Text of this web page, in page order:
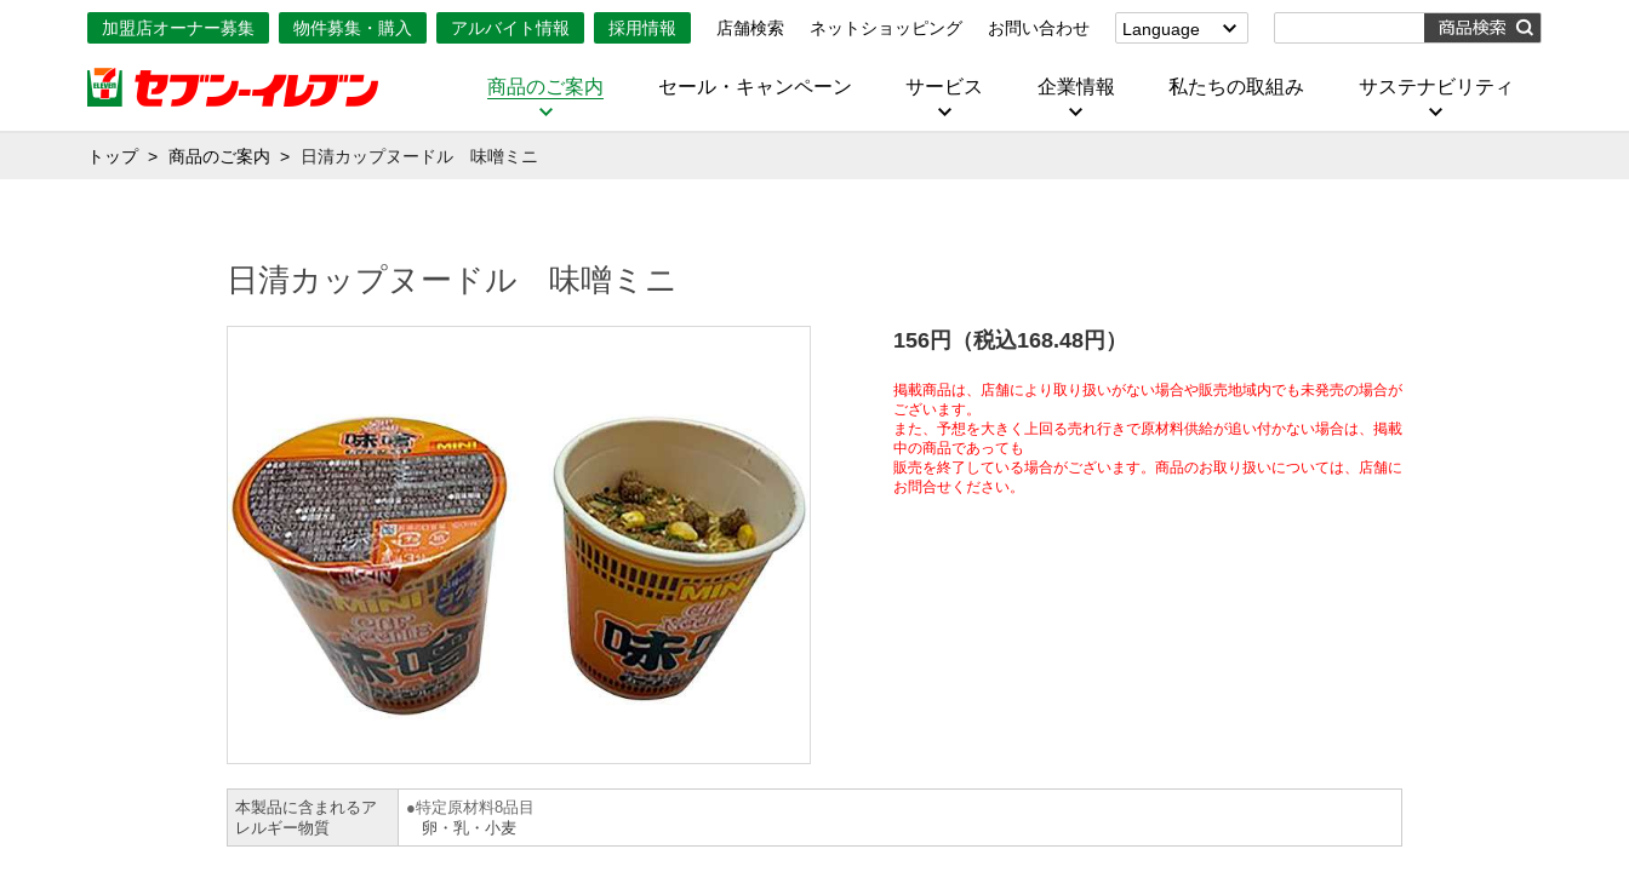
加盟店オーナー募集 物件募集・購入 アルバイト情報 採用情報 店舗検索 ネットショッピング お問い合わせ
Language
(Corporate)
商品のご案内 セール・キャンペーン サービス 企業情報 私たちの取組み サステナビリティ
トップ 商品のご案内 日清カップヌードル 味噌ミニ
日清カップヌードル 味噌ミニ
156円（税込168.48円）
掲載商品は、店舗により取り扱いがない場合や販売地域内でも未発売の場合が
ございます。
また、予想を大きく上回る売れ行きで原材料供給が追い付かない場合は、掲載
中の商品であっても
販売を終了している場合がございます。商品のお取り扱いについては、店舗に
お問合せください。
本製品に含まれるア
レルギー物質
特定原材料8品目
卵・乳・小麦